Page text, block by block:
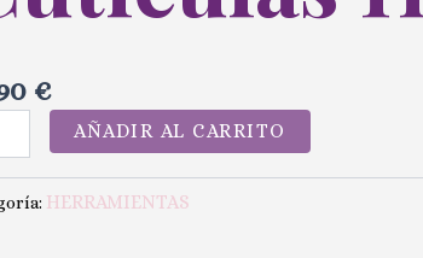
€
AÑADIR AL CARRITO
HERRAMIENTAS